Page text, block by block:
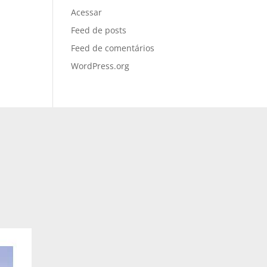
Acessar
Feed de posts
Feed de comentários
WordPress.org